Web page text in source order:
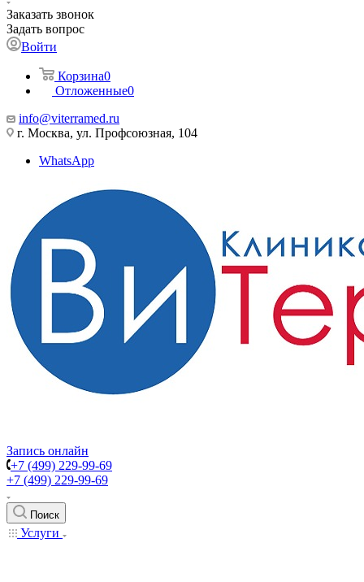
Заказать звонок
Задать вопрос
Войти
Корзина0
Отложенные0
info@viterramed.ru
г. Москва, ул. Профсоюзная, 104
WhatsApp
Запись онлайн
+7 (499) 229-99-69
+7 (499) 229-99-69
Поиск
Услуги